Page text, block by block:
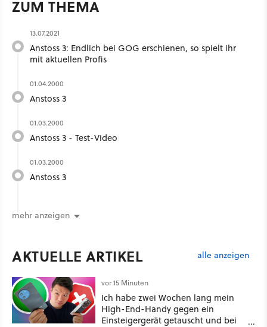
ZUM THEMA
13.07.2021
Anstoss 3: Endlich bei GOG erschienen, so spielt ihr
mit aktuellen Profis
01.04.2000
Anstoss 3
01.03.2000
Anstoss 3 - Test-Video
01.03.2000
Anstoss 3
mehr anzeigen
AKTUELLE ARTIKEL alle anzeigen
vor 15 Minuten
Ich habe zwei Wochen lang mein
High-End-Handy gegen ein
Einsteigergerät getauscht und bei